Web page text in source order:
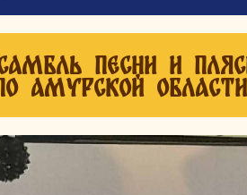
песни и
Амурской области